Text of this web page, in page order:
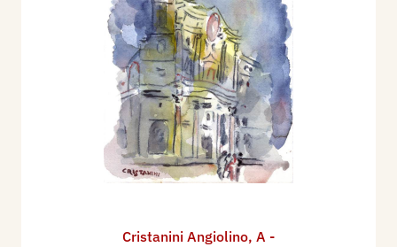
Cristanini Angiolino, A -